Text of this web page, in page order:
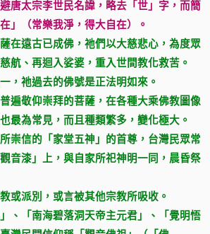
唐太宗李世民名諱，略去「世」字，而簡
」（常樂我淨，得大自在）。
在遠古已成佛，祂們以大慈悲心，為度眾
航、再迴入娑婆，重入世間教化救苦。
，祂過去的佛號是正法明如來。
遍敬仰崇拜的菩薩，在各種大乘佛教圖像
最為常見，而且種類繁多，變化極大。
崇信的「家堂五神」的首尊，台灣民眾常
音漆」上，與自家所祀神明一同，晨昏祭
或派別，或言被其他宗教所吸收。
、「南海碧落洞天帝主元君」、「覺明悟